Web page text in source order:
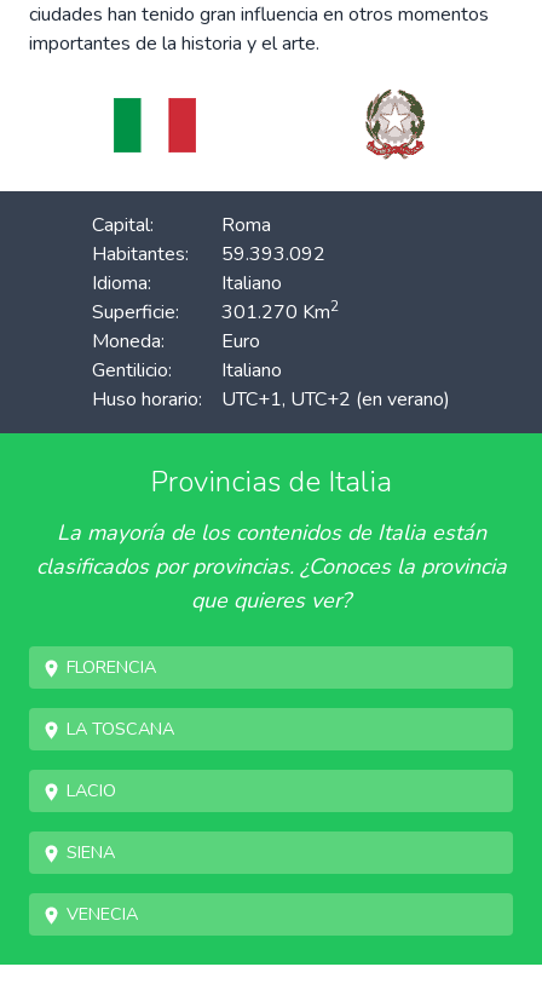
ciudades han tenido gran influencia en otros momentos
importantes de la historia y el arte.
Capital:
Roma
Habitantes:
59.393.092
Idioma:
Italiano
Superficie:
301.270 Km2
Moneda:
Euro
Gentilicio:
Italiano
Huso horario:
UTC+1, UTC+2 (en verano)
Provincias de Italia
La mayoría de los contenidos de Italia están
clasificados por provincias. ¿Conoces la provincia
que quieres ver?
Florencia
La Toscana
Lacio
Siena
Venecia